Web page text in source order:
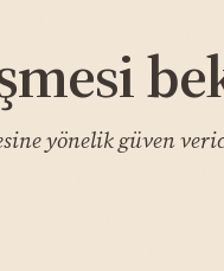
yönelik güven